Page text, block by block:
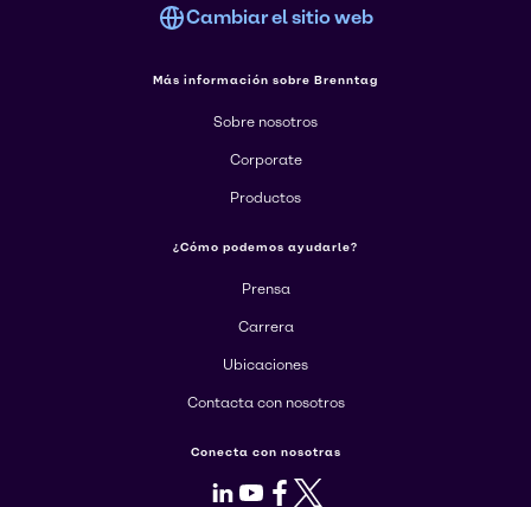
Cambiar el sitio web
Más información sobre Brenntag
Sobre nosotros
Corporate
Productos
¿Cómo podemos ayudarle?
Prensa
Carrera
Ubicaciones
Contacta con nosotros
Conecta con nosotras
LinkedIn
Youtube
Facebook
X